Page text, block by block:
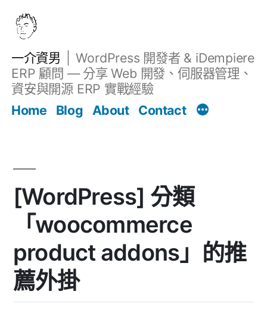
一介資男
WordPress 開發者 & iDempiere
ERP 顧問 — 分享 Web 開發、伺服器管理、
資安與開源 ERP 實戰經驗
Home
Blog About Contact
[WordPress] 分類
「woocommerce
product addons」的推
薦外掛
文章